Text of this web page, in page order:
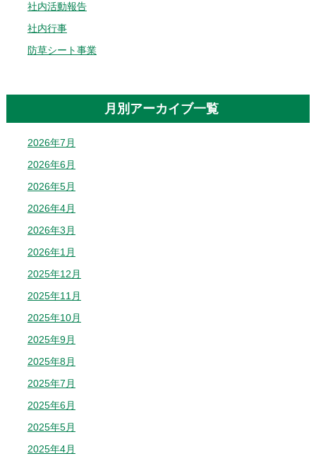
社内活動報告
社内行事
防草シート事業
月別アーカイブ一覧
2026年7月
2026年6月
2026年5月
2026年4月
2026年3月
2026年1月
2025年12月
2025年11月
2025年10月
2025年9月
2025年8月
2025年7月
2025年6月
2025年5月
2025年4月